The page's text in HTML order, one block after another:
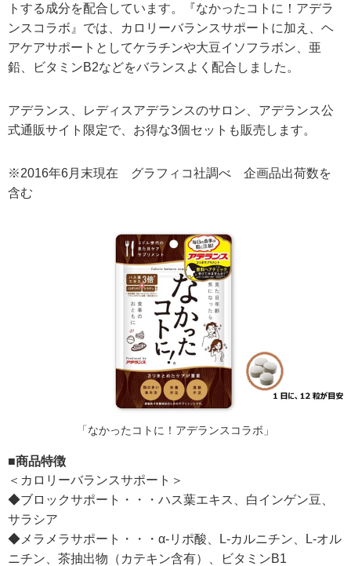
トする成分を配合しています。『なかったコトに！アデラ
ンスコラボ』では、カロリーバランスサポートに加え、ヘ
アケアサポートとしてケラチンや大豆イソフラボン、亜
鉛、ビタミンB2などをバランスよく配合しました。
アデランス、レディスアデランスのサロン、アデランス公
式通販サイト限定で、お得な3個セットも販売します。
※2016年6月末現在 グラフィコ社調べ 企画品出荷数を
含む
「なかったコトに！アデランスコラボ」
■商品特徴
＜カロリーバランスサポート＞
◆ブロックサポート・・・ハス葉エキス、白インゲン豆、
サラシア
◆メラメラサポート・・・α-リポ酸、L-カルニチン、L-オル
ニチン、茶抽出物（カテキン含有）、ビタミンB1